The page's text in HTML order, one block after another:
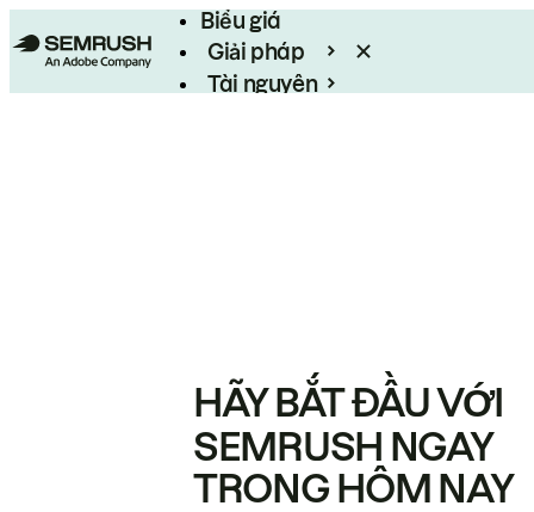
Biểu giá
Giải pháp
Tài nguyên
HÃY BẮT ĐẦU VỚI
SEMRUSH NGAY
TRONG HÔM NAY